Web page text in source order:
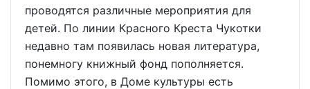
проводятся различные мероприятия для
детей. По линии Красного Креста Чукотки
недавно там появилась новая литература,
понемногу книжный фонд пополняется.
Помимо этого, в Доме культуры есть